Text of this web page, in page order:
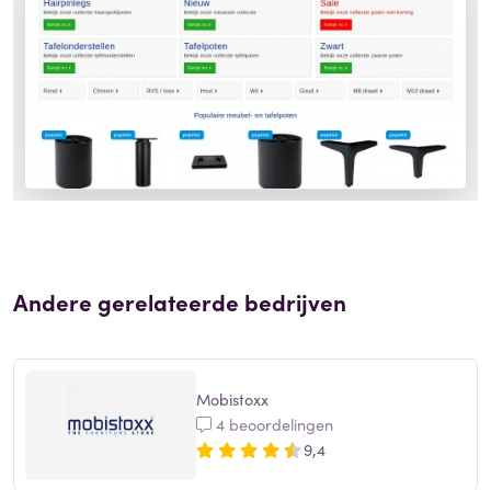
Andere gerelateerde bedrijven
Mobistoxx
4 beoordelingen
9,4